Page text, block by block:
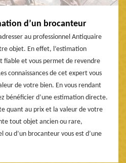
d’un brocanteur
au professionnel Antiquaire
objet. En effet, l’estimation
fiable et vous permet de revendre
connaissances de cet expert vous
de votre bien. En vous rendant
bénéficier d’une estimation directe.
quant au prix et la valeur de votre
tout objet ancien ou rare,
ou d’un brocanteur vous est d’une